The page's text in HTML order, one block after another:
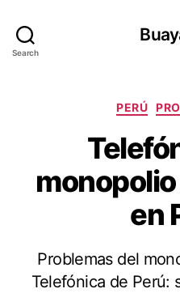
Search
PERÚ
en
Problemas del
Telefónica de Perú: